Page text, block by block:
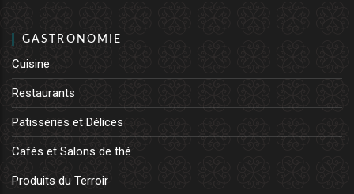
GASTRONOMIE
Cuisine
Restaurants
Patisseries et Délices
Cafés et Salons de thé
Produits du Terroir